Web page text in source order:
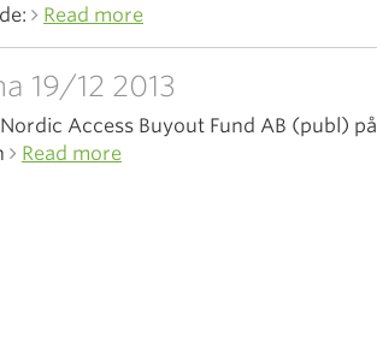
Read more
19/12 2013
Access Buyout Fund AB (publ) på
Read more